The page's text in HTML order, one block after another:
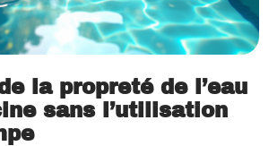
la propreté de l’eau
sans l’utilisation